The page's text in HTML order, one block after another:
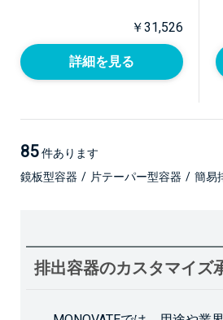
￥31,526
詳細を見る
85 件あります
鏡板型容器 / 片テーパー型容器 / 簡易
排出容器のカスタマイズ